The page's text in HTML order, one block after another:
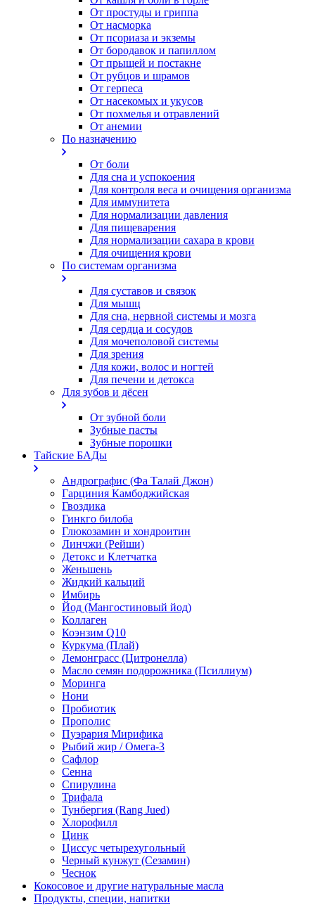
От простуды и гриппа
От насморка
Oт псориаза и экземы
От бородавок и папиллом
От прыщей и постакне
От рубцов и шрамов
От герпеса
От насекомых и укусов
От похмелья и отравлений
От анемии
По назначению
От боли
Для сна и успокоения
Для контроля веса и очищения организма
Для иммунитета
Для нормализации давления
Для пищеварения
Для нормализации сахара в крови
Для очищения крови
По системам организма
Для суставов и связок
Для мышц
Для сна, нервной системы и мозга
Для сердца и сосудов
Для мочеполовой системы
Для зрения
Для кожи, волос и ногтей
Для печени и детокса
Для зубов и дёсен
От зубной боли
Зубные пасты
Зубные порошки
Тайские БАДы
Андрографис (Фа Талай Джон)
Гарциния Камбоджийская
Гвоздика
Гинкго билоба
Глюкозамин и хондроитин
Линчжи (Рейши)
Детокс и Клетчатка
Женьшень
Жидкий кальций
Имбирь
Йод (Мангостиновый йод)
Коллаген
Коэнзим Q10
Куркума (Плай)
Лемонграсс (Цитронелла)
Масло семян подорожника (Псиллиум)
Моринга
Нони
Пробиотик
Прополис
Пуэрария Мирифика
Рыбий жир / Омега-3
Сафлор
Сенна
Спирулина
Трифала
Тунбергия (Rang Jued)
Хлорофилл
Цинк
Циссус четырехугольный
Черный кунжут (Сезамин)
Чеснок
Кокосовое и другие натуральные масла
Продукты, специи, напитки